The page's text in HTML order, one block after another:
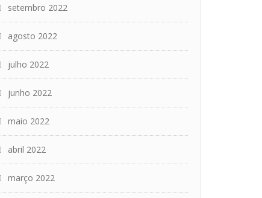
setembro 2022
agosto 2022
julho 2022
junho 2022
maio 2022
abril 2022
março 2022